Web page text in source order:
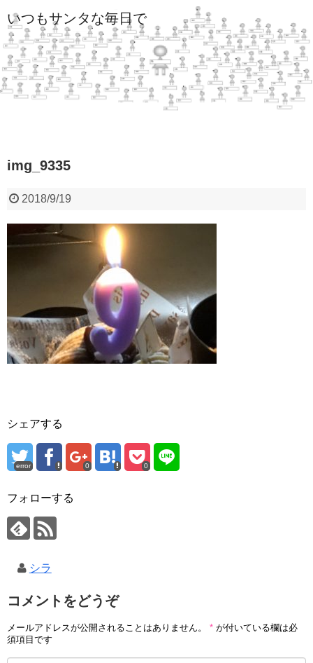
いつもサンタな毎日で
img_9335
2018/9/19
シェアする
error 0 0
フォローする
シラ
コメントをどうぞ
メールアドレスが公開されることはありません。 * が付いている欄は必
須項目です